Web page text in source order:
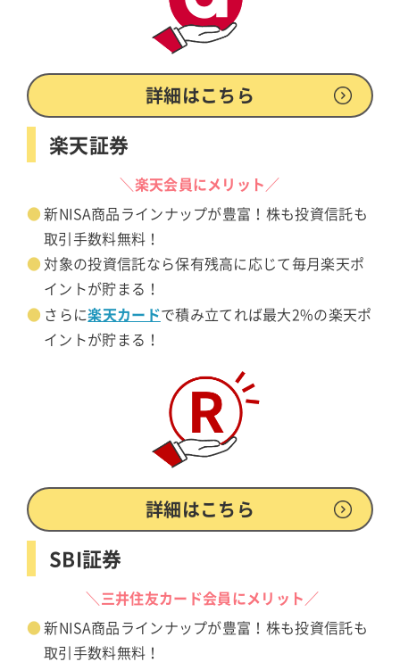
詳細はこちら
楽天証券
＼楽天会員にメリット／
新NISA商品ラインナップが豊富！株も投資信託も
取引手数料無料！
対象の投資信託なら保有残高に応じて毎月楽天ポ
イントが貯まる！
さらに楽天カードで積み立てれば最大2%の楽天ポ
イントが貯まる！
詳細はこちら
SBI証券
＼三井住友カード会員にメリット／
新NISA商品ラインナップが豊富！株も投資信託も
取引手数料無料！